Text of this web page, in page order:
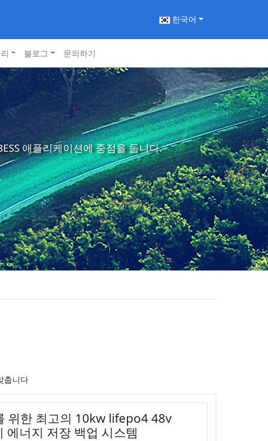
한국어
블로그 문의하기
애플리케이션에 중점을 둡니다.
춥니다
위한 최고의 10kw lifepo4 48v
에너지 저장 백업 시스템